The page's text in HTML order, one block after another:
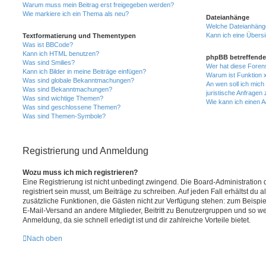
Warum muss mein Beitrag erst freigegeben werden?
Wie markiere ich ein Thema als neu?
Textformatierung und Thementypen
Was ist BBCode?
Kann ich HTML benutzen?
Was sind Smilies?
Kann ich Bilder in meine Beiträge einfügen?
Was sind globale Bekanntmachungen?
Was sind Bekanntmachungen?
Was sind wichtige Themen?
Was sind geschlossene Themen?
Was sind Themen-Symbole?
Dateianhänge
Welche
Kann ich eine
phpBB
Wer hat diese
Warum ist Funktion
An wen soll ich
juristische Anfragen
Wie kann ich einen
Registrierung und Anmeldung
Wozu muss ich mich registrieren?
Eine Registrierung ist nicht unbedingt zwingend. Die Board-Administration
registriert sein musst, um Beiträge zu schreiben. Auf jeden Fall erhältst du
zusätzliche Funktionen, die Gästen nicht zur Verfügung stehen: zum
E-Mail-Versand an andere Mitglieder, Beitritt zu Benutzergruppen und so
Anmeldung, da sie schnell erledigt ist und dir zahlreiche Vorteile bietet.
Nach oben